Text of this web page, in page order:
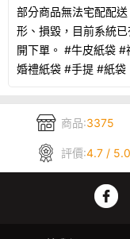
部分商品無法宅配配
形、損毀，目前系統
開下單。 #牛皮紙袋
婚禮紙袋 #手提 #紙袋
商品:3375
評價:4.7 / 5.0